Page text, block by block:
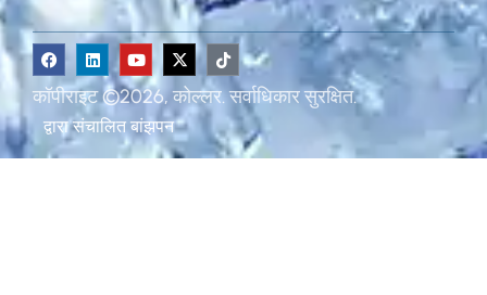
कॉपीराइट ©2026, कोल्लर. सर्वाधिकार सुरक्षित.
द्वारा संचालित बांझपन